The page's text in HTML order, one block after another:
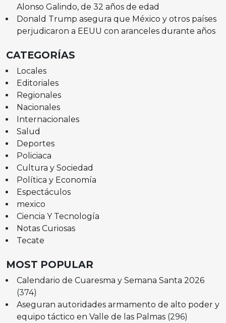
Alonso Galindo, de 32 años de edad
Donald Trump asegura que México y otros países
perjudicaron a EEUU con aranceles durante años
CATEGORÍAS
Locales
Editoriales
Regionales
Nacionales
Internacionales
Salud
Deportes
Policiaca
Cultura y Sociedad
Política y Economía
Espectáculos
mexico
Ciencia Y Tecnología
Notas Curiosas
Tecate
MOST POPULAR
Calendario de Cuaresma y Semana Santa 2026
(374)
Aseguran autoridades armamento de alto poder y
equipo táctico en Valle de las Palmas (296)